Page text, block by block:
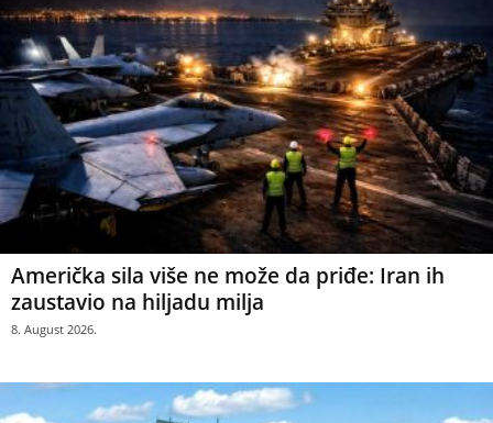
Američka sila više ne može da priđe: Iran ih
zaustavio na hiljadu milja
8. August 2026.